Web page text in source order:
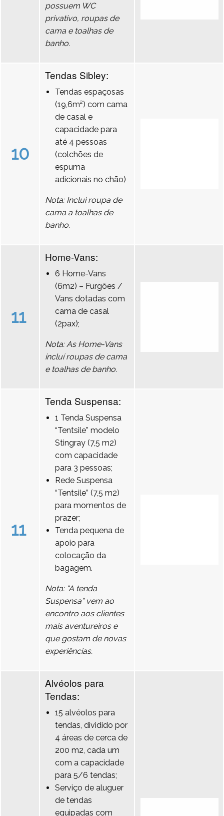
possuem WC
privativo, roupas de
cama e toalhas de
banho.
10
Tendas Sibley:
Tendas espaçosas
(19,6m²) com cama
de casal e
capacidade para
até 4 pessoas
(colchões de
espuma
adicionais no chão)
Nota: Inclui roupa de
cama a toalhas de
banho.
11
Home-Vans:
6 Home-Vans
(6m2) – Furgões /
Vans dotadas com
cama de casal
(2pax);
Nota: As Home-Vans
incluí roupas de cama
e toalhas de banho.
11
Tenda Suspensa:
1 Tenda Suspensa
“Tentsile” modelo
Stingray (7,5 m2)
com capacidade
para 3 pessoas;
Rede Suspensa
“Tentsile” (7,5 m2)
para momentos de
prazer;
Tenda pequena de
apoio para
colocação da
bagagem.
Nota: “A tenda
Suspensa” vem ao
encontro aos clientes
mais aventureiros e
que gostam de novas
experiências.
Alvéolos para
Tendas:
15 alvéolos para
tendas, dividido por
4 áreas de cerca de
200 m2, cada um
com a capacidade
para 5/6 tendas;
Serviço de aluguer
de tendas
equipadas com